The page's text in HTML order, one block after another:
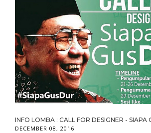
INFO LOMBA : CALL FOR DESIGNER - SIAPA
DECEMBER 08, 2016